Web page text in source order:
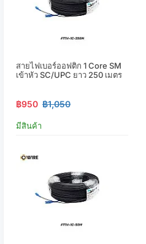
สายไฟเบอร์ออฟติก 1 Core SM
เข้าหัว SC/UPC ยาว 250 เมตร
฿950 ฿1,050
มีสินค้า